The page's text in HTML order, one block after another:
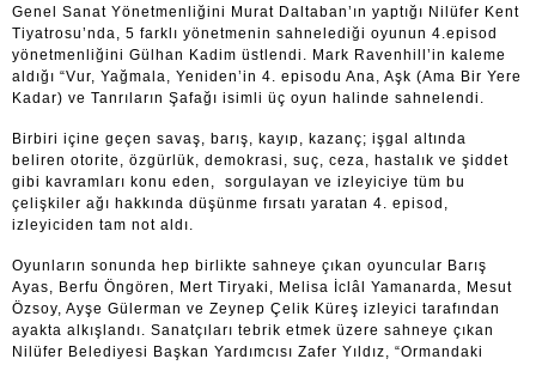
Genel Sanat Yönetmenliğini Murat Daltaban’ın yaptığı Nilüfer Kent
Tiyatrosu’nda, 5 farklı yönetmenin sahnelediği oyunun 4.episod
yönetmenliğini Gülhan Kadim üstlendi. Mark Ravenhill’in kaleme
aldığı “Vur, Yağmala, Yeniden’in 4. episodu Ana, Aşk (Ama Bir Yere
Kadar) ve Tanrıların Şafağı isimli üç oyun halinde sahnelendi.
Birbiri içine geçen savaş, barış, kayıp, kazanç; işgal altında
beliren otorite, özgürlük, demokrasi, suç, ceza, hastalık ve şiddet
gibi kavramları konu eden, sorgulayan ve izleyiciye tüm bu
çelişkiler ağı hakkında düşünme fırsatı yaratan 4. episod,
izleyiciden tam not aldı.
Oyunların sonunda hep birlikte sahneye çıkan oyuncular Barış
Ayas, Berfu Öngören, Mert Tiryaki, Melisa İclâl Yamanarda, Mesut
Özsoy, Ayşe Gülerman ve Zeynep Çelik Küreş izleyici tarafından
ayakta alkışlandı. Sanatçıları tebrik etmek üzere sahneye çıkan
Nilüfer Belediyesi Başkan Yardımcısı Zafer Yıldız, “Ormandaki